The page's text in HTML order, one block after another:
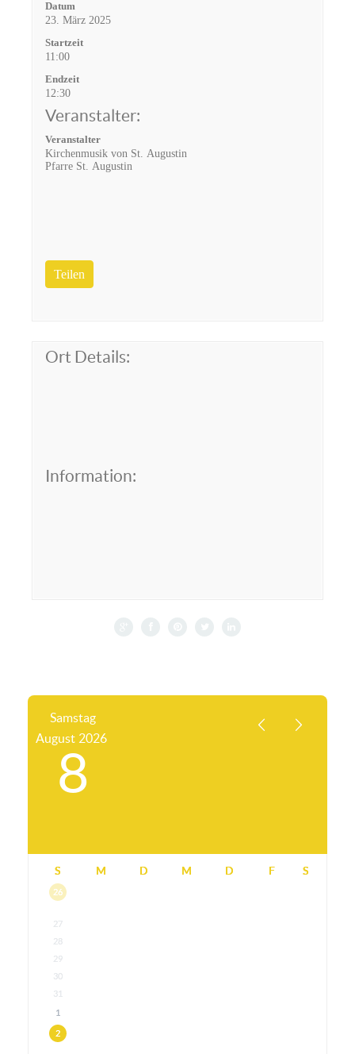
Datum
23. März 2025
Startzeit
11:00
Endzeit
12:30
Veranstalter:
Veranstalter
Kirchenmusik von St. Augustin
Pfarre St. Augustin
Teilen
Ort Details:
Information:
Samstag
August 2026
8
S M D M D F S
26
27
28
29
30
31
1
2